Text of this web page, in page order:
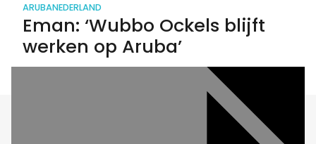
ARUBANEDERLAND
Eman: ‘Wubbo Ockels blijft
werken op Aruba’